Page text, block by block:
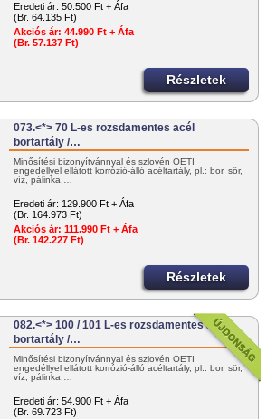
Eredeti ár: 50.500 Ft + Áfa
(Br. 64.135 Ft)
Akciós ár: 44.990 Ft + Áfa
(Br. 57.137 Ft)
Részletek
073.<*> 70 L-es rozsdamentes acél
bortartály /…
Minősítési bizonyítvánnyal és szlovén OÉTI
engedéllyel ellátott korrózió-álló acéltartály, pl.: bor, sör,
víz, pálinka,…
Eredeti ár: 129.900 Ft + Áfa
(Br. 164.973 Ft)
Akciós ár: 111.990 Ft + Áfa
(Br. 142.227 Ft)
Részletek
082.<*> 100 / 101 L-es rozsdamentes acél
bortartály /…
Minősítési bizonyítvánnyal és szlovén OÉTI
engedéllyel ellátott korrózió-álló acéltartály, pl.: bor, sör,
víz, pálinka,…
Eredeti ár: 54.900 Ft + Áfa
(Br. 69.723 Ft)